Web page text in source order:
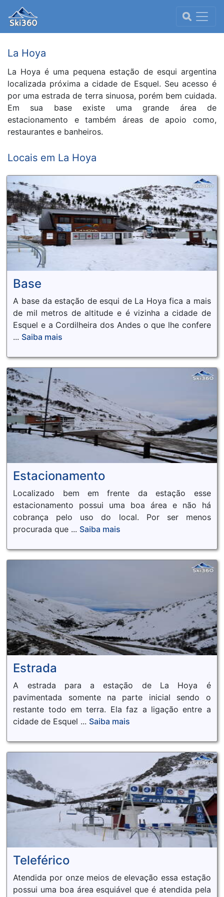
La Hoya
La Hoya é uma pequena estação de esqui argentina
localizada próxima a cidade de Esquel. Seu acesso é
por uma estrada de terra sinuosa, porém bem cuidada.
Em sua base existe uma grande área de
estacionamento e também áreas de apoio como,
restaurantes e banheiros.
Locais em La Hoya
Base
A base da estação de esqui de La Hoya fica a mais
de mil metros de altitude e é vizinha a cidade de
Esquel e a Cordilheira dos Andes o que lhe confere
... Saiba mais
Estacionamento
Localizado bem em frente da estação esse
estacionamento possui uma boa área e não há
cobrança pelo uso do local. Por ser menos
procurada que ... Saiba mais
Estrada
A estrada para a estação de La Hoya é
pavimentada somente na parte inicial sendo o
restante todo em terra. Ela faz a ligação entre a
cidade de Esquel ... Saiba mais
Teleférico
Atendida por onze meios de elevação essa estação
possui uma boa área esquiável que é atendida pela